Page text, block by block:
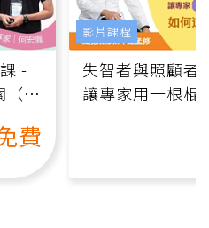
-
（線
費
失智者與照顧者
讓專家用一根棍
影片課程